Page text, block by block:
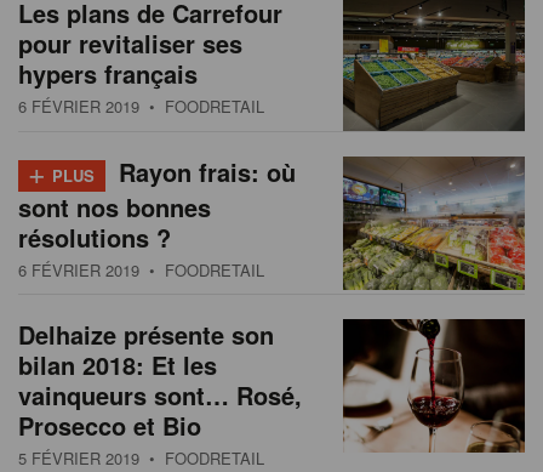
Les plans de Carrefour
pour revitaliser ses
hypers français
6 FÉVRIER 2019 • FOODRETAIL
+ PLUS
Rayon frais: où
sont nos bonnes
résolutions ?
6 FÉVRIER 2019 • FOODRETAIL
Delhaize présente son
bilan 2018: Et les
vainqueurs sont… Rosé,
Prosecco et Bio
5 FÉVRIER 2019 • FOODRETAIL